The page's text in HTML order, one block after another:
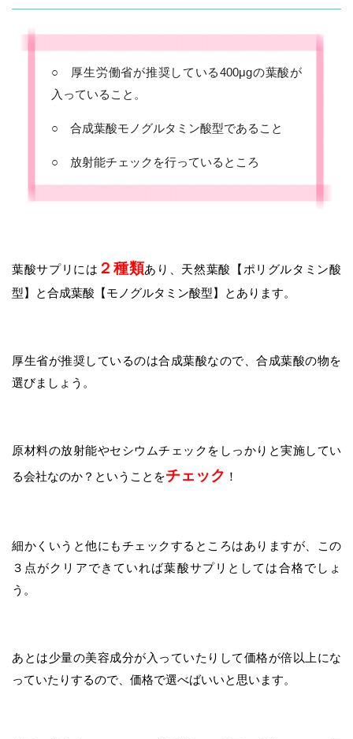
○ 厚生労働省が推奨している400μgの葉酸が
入っていること。
○ 合成葉酸モノグルタミン酸型であること
○ 放射能チェックを行っているところ
葉酸サプリには ２種類あり、天然葉酸【ポリグルタミン酸
型】と合成葉酸【モノグルタミン酸型】とあります。
厚生省が推奨しているのは合成葉酸なので、合成葉酸の物を
選びましょう。
原材料の放射能やセシウムチェックをしっかりと実施してい
る会社なのか？ということをチェック ！
細かくいうと他にもチェックするところはありますが、この
３点がクリアできていれば葉酸サプリとしては合格でしょ
う。
あとは少量の美容成分が入っていたりして価格が倍以上にな
っていたりするので、価格で選べばいいと思います。